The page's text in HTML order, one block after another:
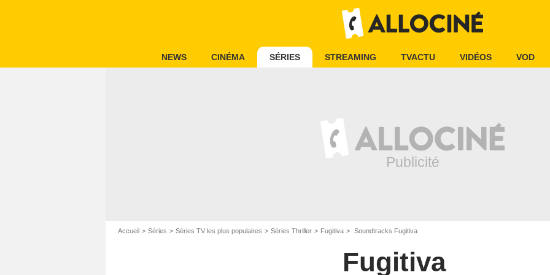
NEWS CINÉMA SÉRIES STREAMING TVACTU VIDÉOS VOD
Accueil Séries Séries TV les plus populaires Séries Thriller Fugitiva Soundtracks Fugitiva
Fugitiva